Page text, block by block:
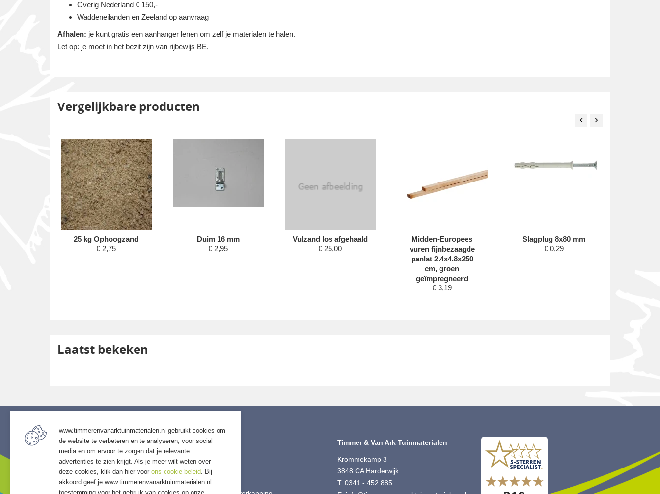
Overig Nederland € 150,-
Waddeneilanden en Zeeland op aanvraag
Afhalen: je kunt gratis een aanhanger lenen om zelf je materialen te halen.
Let op: je moet in het bezit zijn van rijbewijs BE.
Vergelijkbare producten
25 kg Ophoogzand
€ 2,75
Duim 16 mm
€ 2,95
Vulzand los afgehaald
€ 25,00
Midden-Europees
vuren fijnbezaagde
panlat 2.4x4.8x250
cm, groen
geïmpregneerd
€ 3,19
Slagplug 8x80 mm
€ 0,29
Laatst bekeken
Service
• Openingstijden
• Algemene voorwaarden
• Klantenservice
Assortiment
• Grind & Split
• Tuinhout
Timmer & Van Ark Tuinmaterialen
Krommekamp 3
3848 CA Harderwijk
T: 0341 - 452 885
www.timmerenvanarktuinmaterialen.nl gebruikt cookies om
de website te verbeteren en te analyseren, voor social
media en om ervoor te zorgen dat je relevante
advertenties te zien krijgt. Als je meer wilt weten over
deze cookies, klik dan hier voor ons cookie beleid. Bij
akkoord geef je www.timmerenvanarktuinmaterialen.nl
toestemming voor het gebruik van cookies op onze